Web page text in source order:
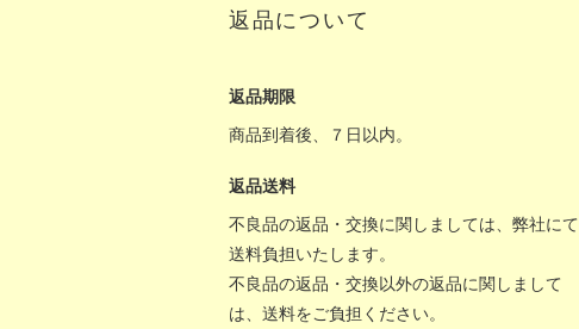
返品について
返品期限
商品到着後、７日以内。
返品送料
不良品の返品・交換に関しましては、弊社にて
送料負担いたします。
不良品の返品・交換以外の返品に関しまして
は、送料をご負担ください。